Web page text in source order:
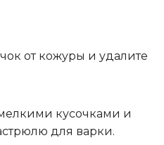
от кожуры и удалите
кусочками и
для варки.